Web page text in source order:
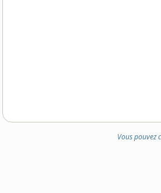
Vous pouvez